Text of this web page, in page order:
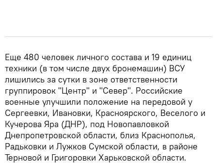
Еще 480 человек личного состава и 19 единиц
техники (в том числе двух бронемашин) ВСУ
лишились за сутки в зоне ответственности
группировок "Центр" и "Север". Российские
военные улучшили положение на передовой у
Сергеевки, Ивановки, Красноярского, Веселого и
Кучерова Яра (ДНР), под Новопавловкой
Днепропетровской области, близ Краснополья,
Радьковки и Лужков Сумской области, в районе
Терновой и Григоровки Харьковской области.